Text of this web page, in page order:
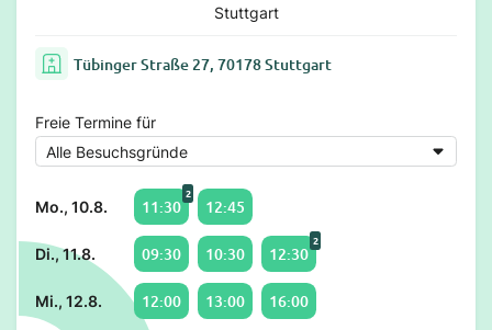
Stuttgart
Tübinger Straße 27, 70178 Stuttgart
Freie Termine für
Mo., 10.8. 11:30
2
12:45
Di., 11.8. 09:30 10:30 12:30
2
Mi., 12.8. 12:00 13:00 16:00